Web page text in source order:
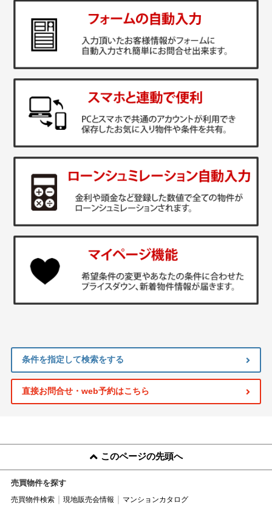
条件を指定して検索をする
直接お問合せ・web予約はこちら
このページの先頭へ
売買物件を探す
売買物件検索 現地販売会情報 マンションカタログ